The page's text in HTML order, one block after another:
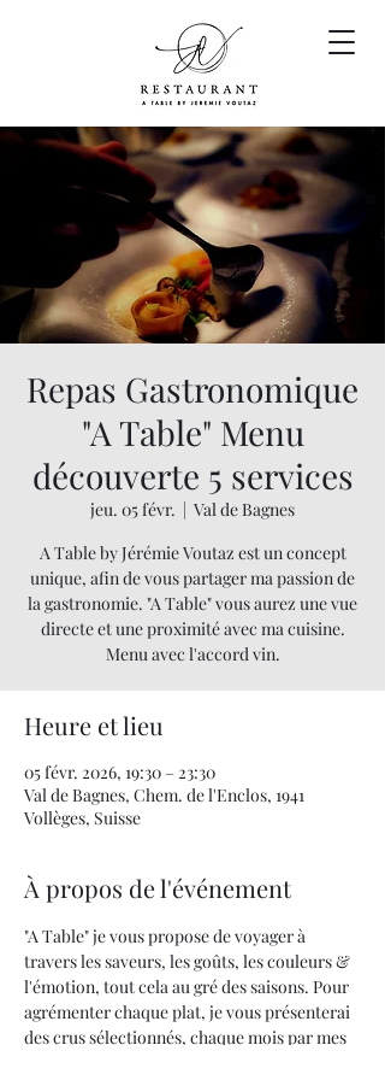
Repas Gastronomique
"A Table" Menu
découverte 5 services
jeu. 05 févr.
  |
Val de Bagnes
A Table by Jérémie Voutaz est un concept
unique, afin de vous partager ma passion de
la gastronomie. "A Table" vous aurez une vue
directe et une proximité avec ma cuisine.
Menu avec l'accord vin.
Heure et lieu
05 févr. 2026, 19:30 – 23:30
Val de Bagnes, Chem. de l'Enclos, 1941
Vollèges, Suisse
À propos de l'événement
"A Table" je vous propose de voyager à
travers les saveurs, les goûts, les couleurs &
l'émotion, tout cela au gré des saisons. Pour
agrémenter chaque plat, je vous présenterai
des crus sélectionnés, chaque mois par mes